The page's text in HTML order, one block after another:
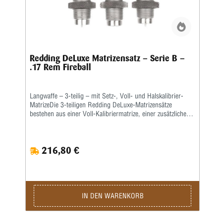
Redding DeLuxe Matrizensatz – Serie B –
.17 Rem Fireball
Langwaffe – 3-teilig – mit Setz-, Voll- und Halskalibrier-
MatrizeDie 3-teiligen Redding DeLuxe-Matrizensätze
bestehen aus einer Voll-Kalibriermatrize, einer zusätzlichen
einem universellen Standardsetzstempel ist passend für alle
gängigen Geschossformen und kann zudem auch zum
durchführen.Alle Flaschenhülsen müssen grundsätzlich zum
Vollkalibrieren gefettet werden!Beim Halskalibrieren genügt
die Schmierung des Hülsenhalses mit einem
Trockenschmiermittel oder einem Hülsenfett.Wir empfehlen,
216,80 €
IN DEN WARENKORB